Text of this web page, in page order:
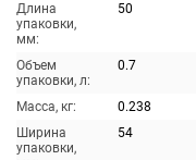
Длина
упаковки,
мм:
50
Объем
упаковки, л:
0.7
Масса, кг:
0.238
Ширина
упаковки,
54